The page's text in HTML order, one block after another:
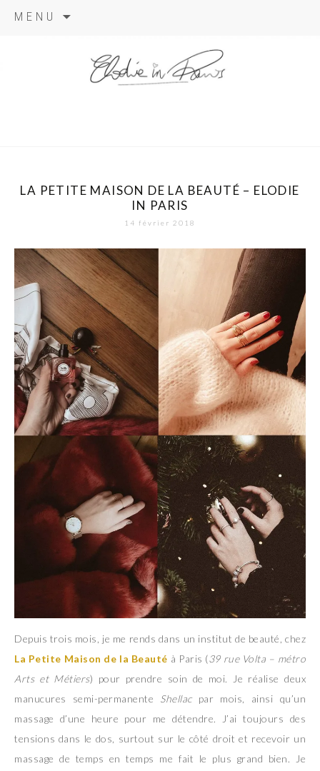
MENU
LA PETITE MAISON DE LA BEAUTÉ – ELODIE
IN PARIS
14 février 2018
Depuis trois mois, je me rends dans un institut de beauté, chez
La Petite Maison de la Beauté à Paris (39 rue Volta – métro
Arts et Métiers) pour prendre soin de moi. Je réalise deux
manucures semi-permanente Shellacpar mois, ainsi qu’un
massage d’une heure pour me détendre. J’ai toujours des
tensions dans le dos, surtout sur le côté droit et recevoir un
massage de temps en temps me fait le plus grand bien. Je